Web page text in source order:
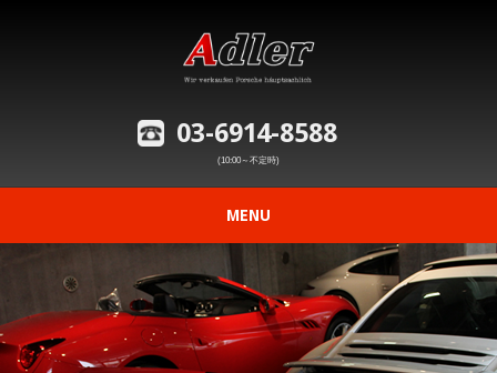
03-6914-8588
(10:00～不定時)
MENU
在庫車情報